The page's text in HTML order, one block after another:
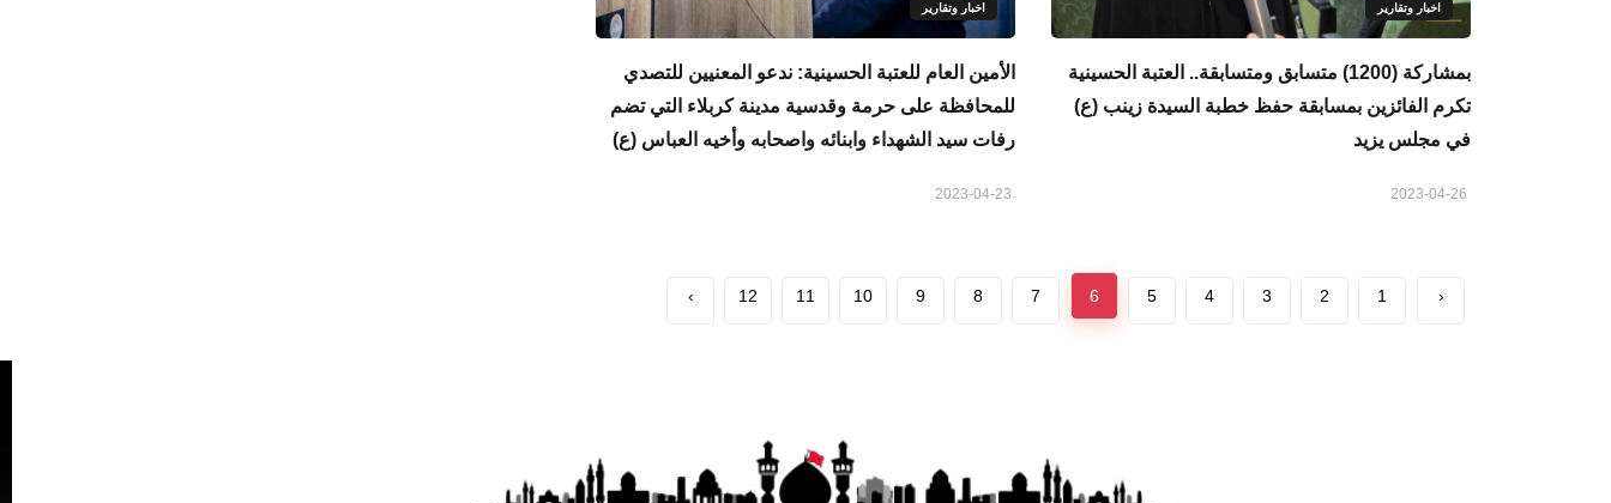
اخبار وتقارير
بمشاركة (1200) متسابق ومتسابقة.. العتبة الحسينية
تكرم الفائزين بمسابقة حفظ خطبة السيدة زينب (ع)
في مجلس يزيد
اخبار وتقارير
الأمين العام للعتبة الحسينية: ندعو المعنيين للتصدي
للمحافظة على حرمة وقدسية مدينة كربلاء التي تضم
رفات سيد الشهداء وابنائه واصحابه وأخيه العباس (ع)
‹
1
2
3
4
5
6
7
8
9
10
11
12
›